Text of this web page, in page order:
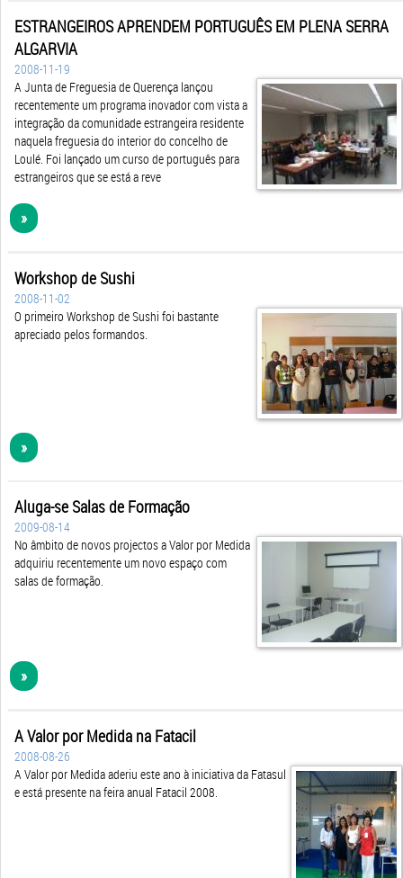
ESTRANGEIROS APRENDEM PORTUGUÊS EM PLENA SERRA
ALGARVIA
2008-11-19
A Junta de Freguesia de Querença lançou
recentemente um programa inovador com vista a
integração da comunidade estrangeira residente
naquela freguesia do interior do concelho de
Loulé. Foi lançado um curso de português para
estrangeiros que se está a reve
»
Workshop de Sushi
2008-11-02
O primeiro Workshop de Sushi foi bastante
apreciado pelos formandos.
»
Aluga-se Salas de Formação
2009-08-14
No âmbito de novos projectos a Valor por Medida
adquiriu recentemente um novo espaço com
salas de formação.
»
A Valor por Medida na Fatacil
2008-08-26
A Valor por Medida aderiu este ano à iniciativa da Fatasul
e está presente na feira anual Fatacil 2008.